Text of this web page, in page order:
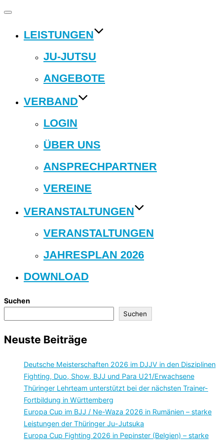
Navigation
LEISTUNGEN
JU-JUTSU
ANGEBOTE
VERBAND
LOGIN
ÜBER UNS
ANSPRECHPARTNER
VEREINE
VERANSTALTUNGEN
VERANSTALTUNGEN
JAHRESPLAN 2026
DOWNLOAD
Suchen
Suchen
Neuste Beiträge
Deutsche Meisterschaften 2026 im DJJV in den Disziplinen
Fighting, Duo, Show, BJJ und Para U21/Erwachsene
Thüringer Lehrteam unterstützt bei der nächsten Trainer-
Fortbildung in Württemberg
Europa Cup im BJJ / Ne-Waza 2026 in Rumänien – starke
Leistungen der Thüringer Ju-Jutsuka
Europa Cup Fighting 2026 in Pepinster (Belgien) – starke